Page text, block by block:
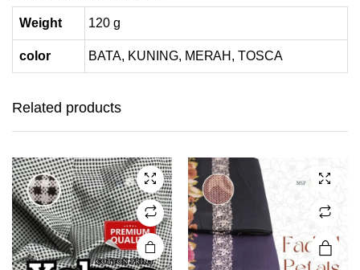
Weight 120 g
color BATA, KUNING, MERAH, TOSCA
Related products
options
chosen
on the
product